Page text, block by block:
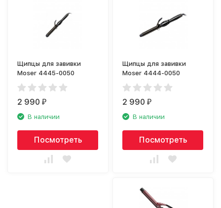
Щипцы для завивки
Moser 4445-0050
2 990₽
В наличии
Посмотреть
Щипцы для завивки
Moser 4444-0050
2 990₽
В наличии
Посмотреть